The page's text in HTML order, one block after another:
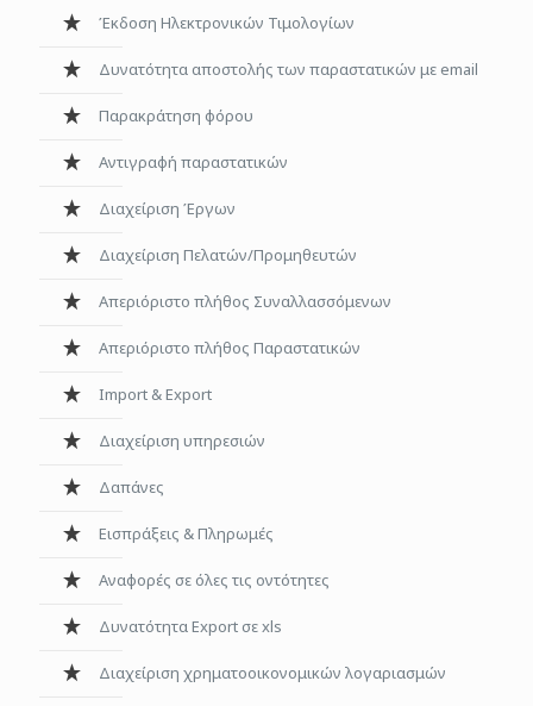
Έκδοση Ηλεκτρονικών Τιμολογίων
Δυνατότητα αποστολής των παραστατικών με email
Παρακράτηση φόρου
Αντιγραφή παραστατικών
Διαχείριση Έργων
Διαχείριση Πελατών/Προμηθευτών
Απεριόριστο πλήθος Συναλλασσόμενων
Aπεριόριστο πλήθος Παραστατικών
Ιmport & Εxport
Διαχείριση υπηρεσιών
Δαπάνες
Εισπράξεις & Πληρωμές
Αναφορές σε όλες τις οντότητες
Δυνατότητα Export σε xls
Διαχείριση χρηματοοικονομικών λογαριασμών